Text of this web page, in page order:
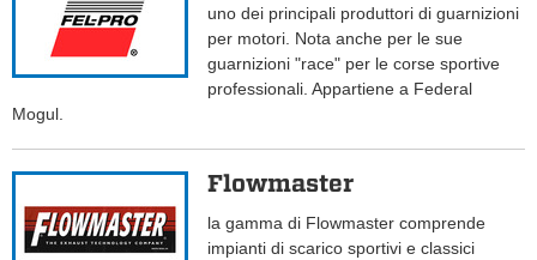
uno dei principali produttori di guarnizioni
per motori. Nota anche per le sue
guarnizioni "race" per le corse sportive
professionali. Appartiene a Federal
Mogul.
Flowmaster
la gamma di Flowmaster comprende
impianti di scarico sportivi e classici